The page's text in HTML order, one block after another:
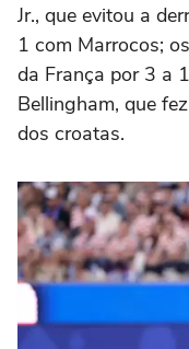
Jr., que evitou a
1 com Marrocos;
da França por 3 a
Bellingham, que
dos croatas.